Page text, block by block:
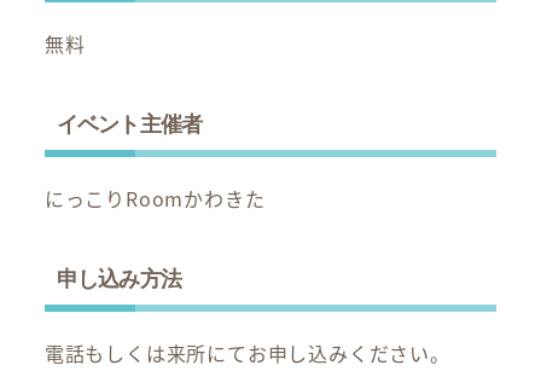
無料
イベント主催者
にっこりRoomかわきた
申し込み方法
電話もしくは来所にてお申し込みください。